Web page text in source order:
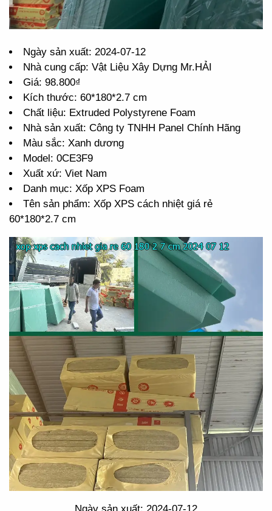
Ngày sản xuất: 2024-07-12
Nhà cung cấp: Vật Liệu Xây Dựng Mr.HẢI
Giá: 98.800₫
Kích thước: 60*180*2.7 cm
Chất liệu: Extruded Polystyrene Foam
Nhà sản xuất: Công ty TNHH Panel Chính Hãng
Màu sắc: Xanh dương
Model: 0CE3F9
Xuất xứ: Viet Nam
Danh mục: Xốp XPS Foam
Tên sản phẩm: Xốp XPS cách nhiệt giá rẻ
60*180*2.7 cm